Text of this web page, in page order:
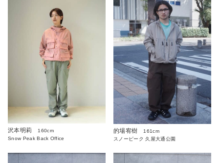
沢本明莉
160cm
Snow Peak Back Office
的場宥樹
161cm
スノーピーク 久屋大通公園